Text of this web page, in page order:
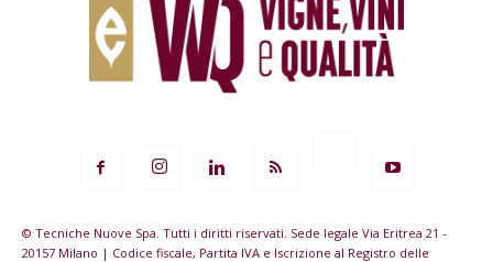
© Tecniche Nuove Spa. Tutti i diritti riservati. Sede legale Via Eritrea 21 -
20157 Milano | Codice fiscale, Partita IVA e Iscrizione al Registro delle